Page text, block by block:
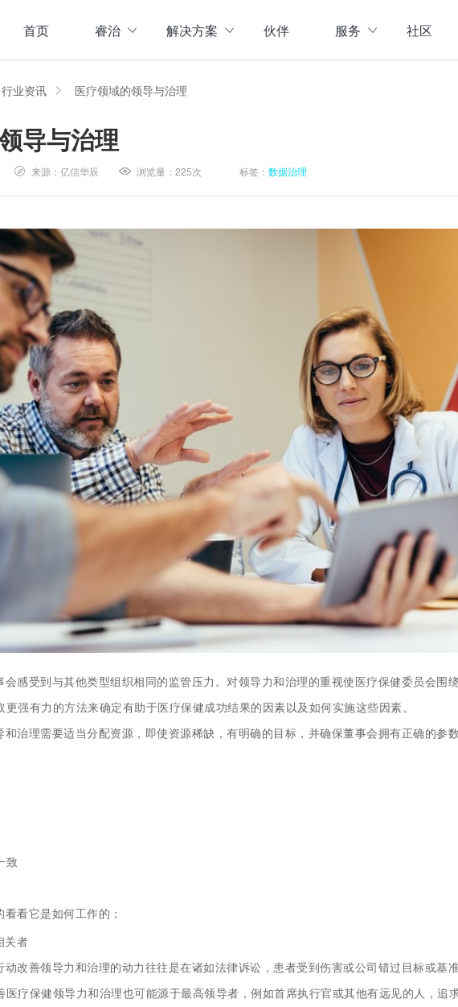
首页 睿治
理平台
设计，实现数据集中
让数据畅通流转
实时计算存储
企业级实时大数据管理，支撑实时决
理清数据资源
数据标准
管理标准及
发现问题发
集中统一管
解决方案
方案
、用四大方面构建数据治理体系，实现数字化经营
管理方案
方案
周期管理，保障主数据一致性、权威性、共享性，提高企业运营效率
及质量管控方案
和规整、数据标准建立与评估、数据质量管控与跟踪等场景应用于一体
以元数据
指标体系
面向业务
数据仓
集数据采
仓湖一
涵盖数据
伙伴 服务 社区
行业资讯 医疗领域的领导与治理
导与治理
来源： 亿信华辰 浏览量： 225次 标签： 数据治理
会感受到与其他类型组织相同的监管压力 。对领导力和治理的重视使医疗保健委员会围
更强有力的方法来确定有助于医疗保健成功结果的因素以及如何实施这些因素。
和治理需要适当分配资源， 即使 资源稀缺，有明确的目标，并确保董事会拥有正确的参
致
看它是如何工作的：
关者
动改善领导力和治理的动力往往是在诸如法律诉讼，患者受到伤害或公司错过目标或基
医疗保健领导力和治理也可能源于最高领导者，例如首席执行官或其他有远见的人，追求